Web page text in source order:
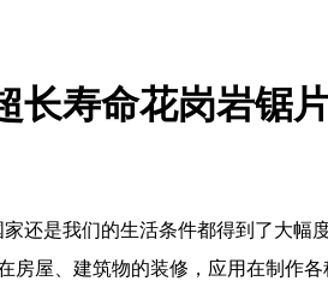
长寿命花岗岩锯
是我们的生活条件都得到了大幅
屋、建筑物的装修，应用在制作